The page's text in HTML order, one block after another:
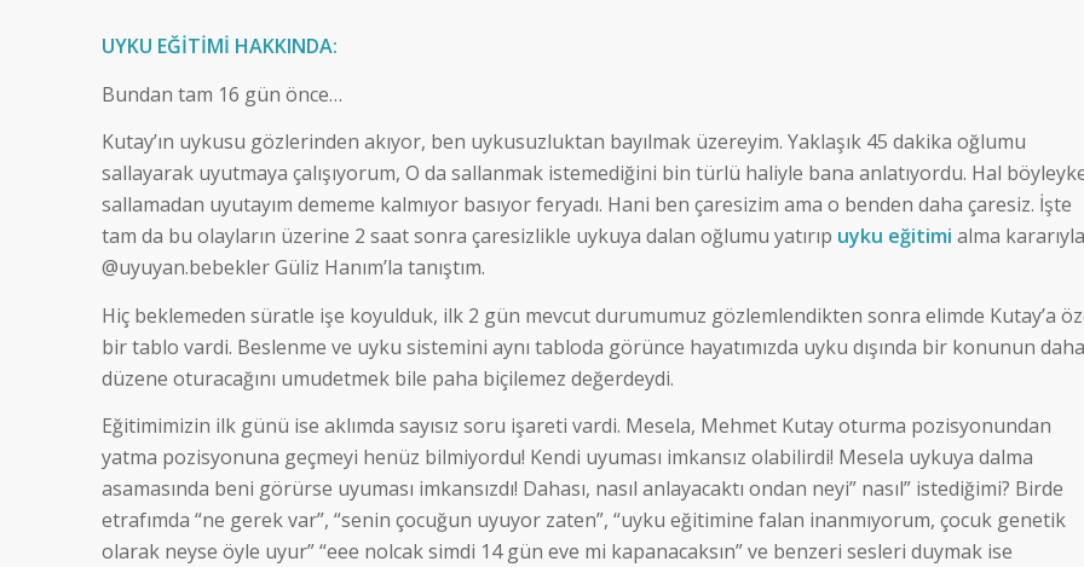
UYKU EĞİTİMİ HAKKINDA:
Bundan tam 16 gün önce…
Kutay’ın uykusu gözlerinden akıyor, ben uykusuzluktan bayılmak üzereyim. Yaklaşık 45 dakika oğlumu
sallayarak uyutmaya çalışıyorum, O da sallanmak istemediğini bin türlü haliyle bana anlatıyordu. Hal
sallamadan uyutayım dememe kalmıyor basıyor feryadı. Hani ben çaresizim ama o benden daha çaresiz. İşte
tam da bu olayların üzerine 2 saat sonra çaresizlikle uykuya dalan oğlumu yatırıp uyku eğitimi alma kararıyla
@uyuyan.bebekler Güliz Hanım’la tanıştım.
Hiç beklemeden süratle işe koyulduk, ilk 2 gün mevcut durumumuz gözlemlendikten sonra elimde Kutay’a
bir tablo vardi. Beslenme ve uyku sistemini aynı tabloda görünce hayatımızda uyku dışında bir konunun daha
düzene oturacağını umudetmek bile paha biçilemez değerdeydi.
Eğitimimizin ilk günü ise aklımda sayısız soru işareti vardi. Mesela, Mehmet Kutay oturma pozisyonundan
yatma pozisyonuna geçmeyi henüz bilmiyordu! Kendi uyuması imkansız olabilirdi! Mesela uykuya dalma
asamasında beni görürse uyuması imkansızdı! Dahası, nasıl anlayacaktı ondan neyi” nasıl” istediğimi? Birde
etrafımda “ne gerek var”, “senin çocuğun uyuyor zaten”, “uyku eğitimine falan inanmıyorum, çocuk genetik
olarak neyse öyle uyur” “eee nolcak simdi 14 gün eve mi kapanacaksın” ve benzeri sesleri duymak ise